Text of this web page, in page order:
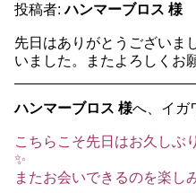
投稿者:ハンマーブロス 様
先日はありがとうございま
いました。またよろしくお
ハンマーブロス 様へ、イガ
こちらこそ先日はお久しぶ
✨️
またお会いできるのを楽し